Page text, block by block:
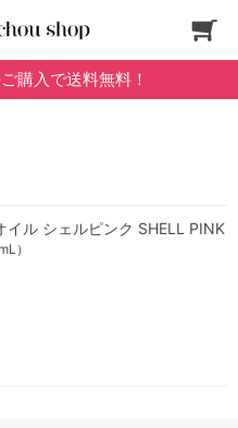
購入で送料無料！
イル シェルピンク SHELL PINK
）